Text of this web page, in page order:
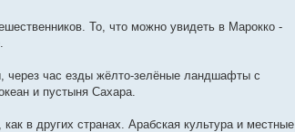
То, что можно увидеть в Марокко -
через час езды жёлто-зелёные ландшафты с
и пустыня Сахара.
в других странах. Арабская культура и местные